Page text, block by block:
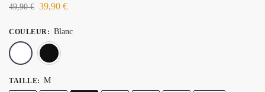
49,90€ 39,90 €
COULEUR : Blanc
TAILLE: M